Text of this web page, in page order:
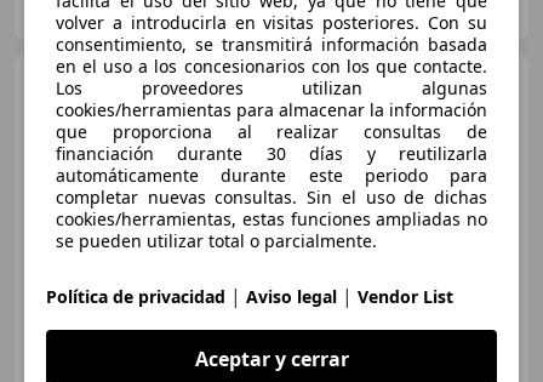
ES-28500 ARGANDA DEL REY
Mazda 3 2.2 Luxury
€ 8.999
Sin comparación
volver a introducirla en visitas posteriores. Con su
consentimiento, se transmitirá información basada
en el uso a los concesionarios con los que contacte.
Los proveedores utilizan algunas
cookies/herramientas para almacenar la información
que proporciona al realizar consultas de
financiación durante 30 días y reutilizarla
automáticamente durante este periodo para
completar nuevas consultas. Sin el uso de dichas
cookies/herramientas, estas funciones ampliadas no
se pueden utilizar total o parcialmente.
Política de privacidad | Aviso legal | Vendor List
Aceptar y cerrar